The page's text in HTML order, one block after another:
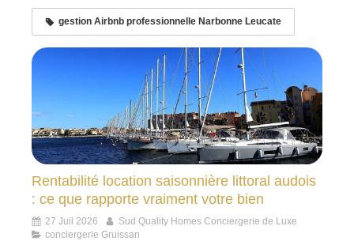
gestion Airbnb professionnelle Narbonne Leucate
Rentabilité location saisonnière littoral audois
: ce que rapporte vraiment votre bien
27 Juil 2026
Sud Quality Homes Conciergerie de Luxe
conciergerie Gruissan